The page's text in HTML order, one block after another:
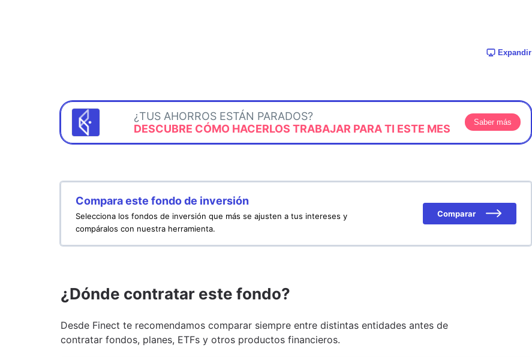
Expandir
¿TUS AHORROS ESTÁN PARADOS?
DESCUBRE CÓMO HACERLOS TRABAJAR PARA TI ESTE MES
Saber más
Compara este fondo de inversión
Selecciona los fondos de inversión que más se ajusten a tus intereses y
compáralos con nuestra herramienta.
Comparar
¿Dónde contratar este fondo?
Desde Finect te recomendamos comparar siempre entre distintas entidades antes de
contratar fondos, planes, ETFs y otros productos financieros.